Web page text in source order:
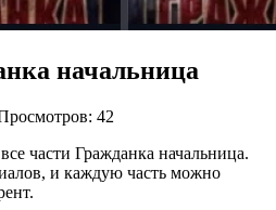
начальница
42
части Гражданка начальница.
и каждую часть можно